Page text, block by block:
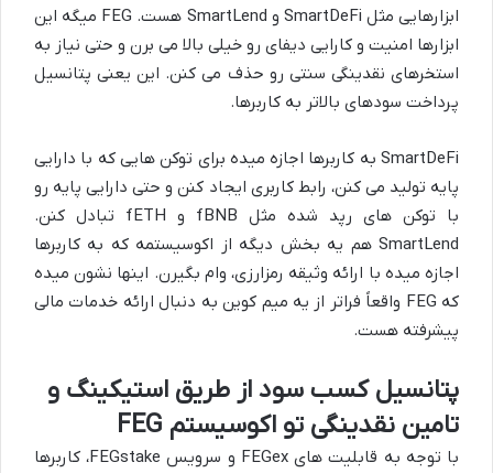
ابزارهایی مثل SmartDeFi و SmartLend هست. FEG میگه این
ابزارها امنیت و کارایی دیفای رو خیلی بالا می برن و حتی نیاز به
استخرهای نقدینگی سنتی رو حذف می کنن. این یعنی پتانسیل
پرداخت سودهای بالاتر به کاربرها.
SmartDeFi به کاربرها اجازه میده برای توکن هایی که با دارایی
پایه تولید می کنن، رابط کاربری ایجاد کنن و حتی دارایی پایه رو
با توکن های رپد شده مثل fBNB و fETH تبادل کنن.
SmartLend هم یه بخش دیگه از اکوسیستمه که به کاربرها
اجازه میده با ارائه وثیقه رمزارزی، وام بگیرن. اینها نشون میده
که FEG واقعاً فراتر از یه میم کوین به دنبال ارائه خدمات مالی
پیشرفته هست.
پتانسیل کسب سود از طریق استیکینگ و
تامین نقدینگی تو اکوسیستم FEG
با توجه به قابلیت های FEGex و سرویس FEGstake، کاربرها